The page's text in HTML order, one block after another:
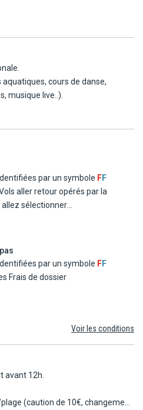
2 vélos elliptiques, un banc pour
à traverser, transats et parasols
Golf à 8 km, golf
cours de danse,
musique live..).
par un symbole FF
aller retour opérés par la
sélectionner
Don Marco en chambre
par un symbole FF
Frais de dossier
Voir les conditions
avant 12h.
(caution de 10€, changement